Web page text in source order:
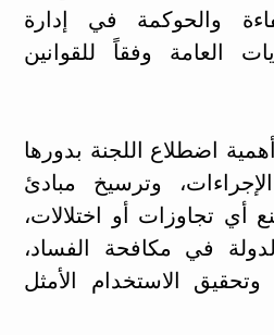
والحوكمة في إدارة
العامة وفقاً للقوانين
اضطلاع اللجنة بدورها
وترسيخ مبادئ
أي تجاوزات أو اختلالات،
في مكافحة الفساد،
وتحقيق الاستخدام الأمثل